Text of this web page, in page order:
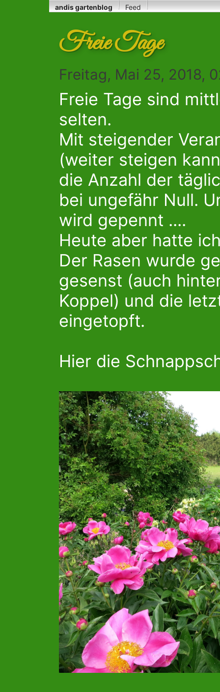
andis gartenblog Feed
Freie Tage
Freitag, Mai 25, 2018,
Freie Tage sind
selten.
Mit steigender
(weiter steigen
die Anzahl der
bei ungefähr Null.
wird gepennt ....
Heute aber hatte
Der Rasen wurde
gesenst (auch
Koppel) und die
eingetopft.
Hier die